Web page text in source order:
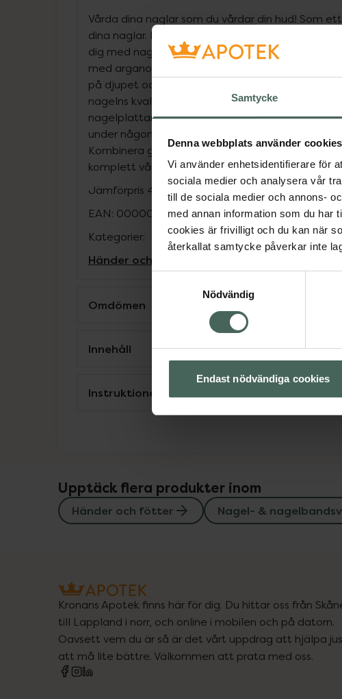
Samtycke
Denna webbplats använder cookies
Vi använder enhetsidentifierare för
sociala medier och analysera vår
till de sociala medier och annons-
med annan information som du har
cookies är frivilligt och du kan när
återkallat samtycke påverkar inte
Nödvändig
Endast nödvändiga cookies
Vårda dina naglar som du vårdar din hud! Som
dina naglar. Nail Boost Serum är ett intensivt
dig med naglar som är torra, spruckna, mjuka eller
med arganolja, vitamin E och vegetabiliskt
på djupet och främjar nagelns tillväxt samt
nagelns kvalitet. Serumet absorberas lätt och
nagelplattan. Applicera på nagel och nagelrot
under någon minut. För bästa effekt, låt verka
Kombinera gärna med Grape & Acovaco Nail Oil
komplett vårdrutin. Innehåller 10 ml.
Jämförpris 43 kr/ st
EAN: 00000073208419
Kategorier:
Händer och fötter
Omdömen
Innehåll
Instruktioner
Upptäck flera produkter inom
Händer och fötter Nagel- &
Kronans Apotek finns här för dig. Du hittar oss från
till Lappland i norr, och online i mobilen och på datorn.
Oavsett vem du är så är det vårt uppdrag att hjälpa
att må lite bättre. Välkommen att prata med oss.